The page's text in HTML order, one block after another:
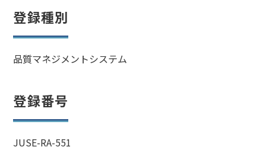
登録種別
品質マネジメントシステム
登録番号
JUSE-RA-551